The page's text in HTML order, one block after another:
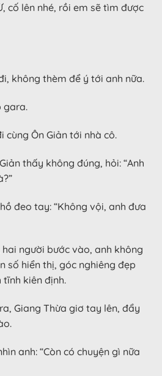
cố lên nhé, rồi em sẽ tìm được
không thèm để ý tới anh nữa.
gara.
cùng Ôn Giản tới nhà cô.
thấy không đúng, hỏi: “Anh
đeo tay: “Không vội, anh đưa
người bước vào, anh không
số hiển thị, góc nghiêng đẹp
tĩnh kiên định.
Giang Thừa giơ tay lên, đẩy
anh: “Còn có chuyện gì nữa